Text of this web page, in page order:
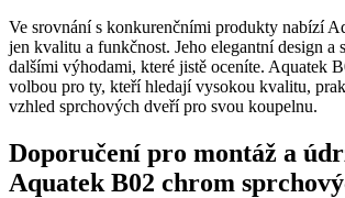
Ve srovnání s konkurenčními produkty nabízí
jen kvalitu a funkčnost. Jeho elegantní design a
dalšími výhodami, které jistě oceníte. Aquatek
volbou pro ty, kteří hledají vysokou kvalitu,
vzhled sprchových dveří pro svou koupelnu.
Doporučení pro montáž a
Aquatek B02 chrom